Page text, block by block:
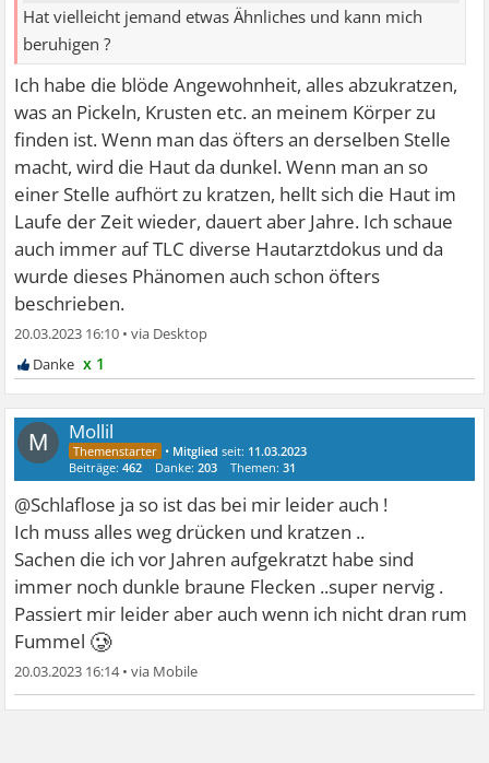
Hat vielleicht jemand etwas Ähnliches und kann mich
beruhigen ?
Ich habe die blöde Angewohnheit, alles abzukratzen,
was an Pickeln, Krusten etc. an meinem Körper zu
finden ist. Wenn man das öfters an derselben Stelle
macht, wird die Haut da dunkel. Wenn man an so
einer Stelle aufhört zu kratzen, hellt sich die Haut im
Laufe der Zeit wieder, dauert aber Jahre. Ich schaue
auch immer auf TLC diverse Hautarztdokus und da
wurde dieses Phänomen auch schon öfters
beschrieben.
20.03.2023 16:10 •
x 1
M Mollil
• Mitglied seit: 11.03.2023
Beiträge:462 Danke:203 Themen:31
@Schlaflose ja so ist das bei mir leider auch !
Ich muss alles weg drücken und kratzen ..
Sachen die ich vor Jahren aufgekratzt habe sind
immer noch dunkle braune Flecken ..super nervig .
Passiert mir leider aber auch wenn ich nicht dran rum
Fummel 🥲
20.03.2023 16:14•